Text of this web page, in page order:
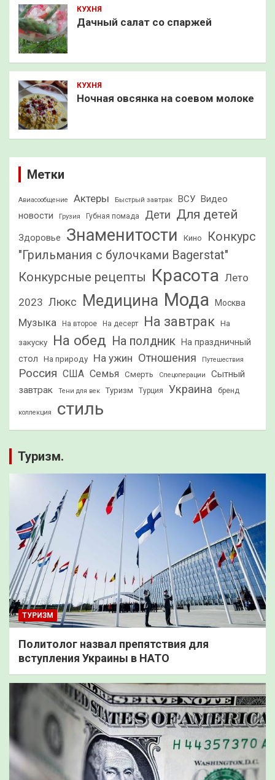
КУХНЯ
Дачный салат со спаржей
КУХНЯ
Ночная овсянка на соевом молоке
Метки
Авиасообщение Актеры Быстрый завтрак ВСУ
Видео
новости
Грузия Губная помада Дети Для детей
Здоровье Знаменитости Кино
Конкурс
"Грильмания с булочками Bagerstat"
Конкурсные рецепты Красота Лето
2023 Люкс Медицина Мода Москва
Музыка На второе На десерт На завтрак На
закуску На обед На полдник
На праздничный
стол
На природу На ужин Отношения Путешествия
Россия США Семья Смерть Спецоперации
Сытный
завтрак
Тени для век Туризм Турция Украина бренд
коллекция стиль
Туризм.
ТУРИЗМ
Политолог назвал препятствия для
вступления Украины в НАТО